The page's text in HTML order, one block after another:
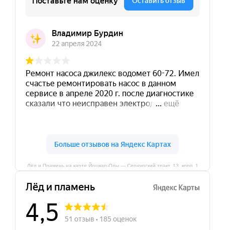
Лёд и Пламень на карте Йошкар‑Олы — Сернурский тракт, 13, корп. 1